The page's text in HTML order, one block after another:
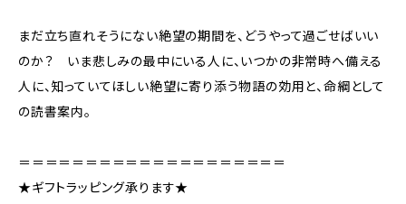
まだ立ち直れそうにない絶望の期間を、どうやって過ごせばいい
のか？ いま悲しみの最中にいる人に、いつかの非常時へ備える
人に、知っていてほしい絶望に寄り添う物語の効用と、命綱として
の読書案内。
＝＝＝＝＝＝＝＝＝＝＝＝＝＝＝＝＝＝＝＝
★ギフトラッピング承ります★